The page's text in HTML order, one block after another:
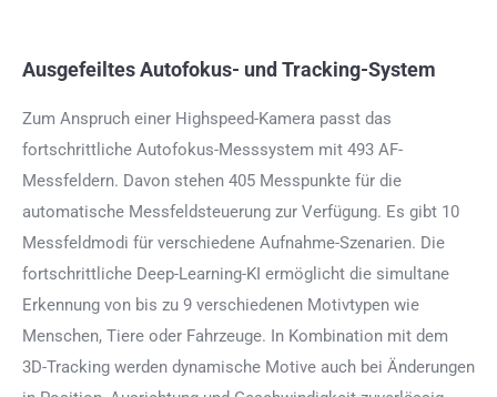
Ausgefeiltes Autofokus- und Tracking-System
Zum Anspruch einer Highspeed-Kamera passt das
fortschrittliche Autofokus-Messsystem mit 493 AF-
Messfeldern. Davon stehen 405 Messpunkte für die
automatische Messfeldsteuerung zur Verfügung. Es gibt 10
Messfeldmodi für verschiedene Aufnahme-Szenarien. Die
fortschrittliche Deep-Learning-KI ermöglicht die simultane
Erkennung von bis zu 9 verschiedenen Motivtypen wie
Menschen, Tiere oder Fahrzeuge. In Kombination mit dem
3D-Tracking werden dynamische Motive auch bei Änderungen